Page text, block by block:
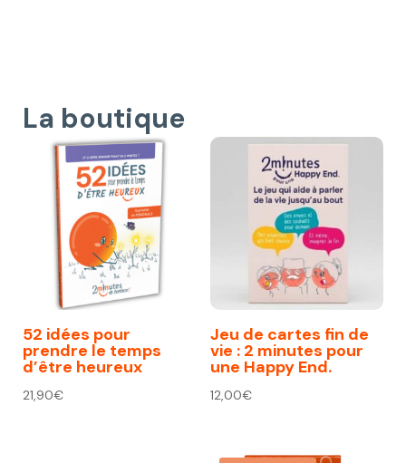
La boutique
52 idées pour
prendre le temps
d’être heureux
21,90€
Jeu de cartes fin de
vie : 2 minutes pour
une Happy End.
12,00€